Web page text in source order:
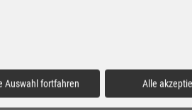
verhindern, dass aus
anderen auf der Straße“,
Auswahl fortfahren Alle